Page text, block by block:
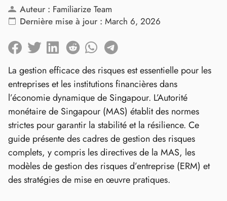
Auteur : Familiarize Team
Dernière mise à jour : March 6, 2026
La gestion efficace des risques est essentielle pour les
entreprises et les institutions financières dans
l’économie dynamique de Singapour. L’Autorité
monétaire de Singapour (MAS) établit des normes
strictes pour garantir la stabilité et la résilience. Ce
guide présente des cadres de gestion des risques
complets, y compris les directives de la MAS, les
modèles de gestion des risques d’entreprise (ERM) et
des stratégies de mise en œuvre pratiques.